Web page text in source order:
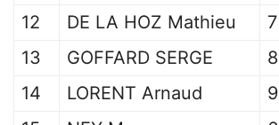
12
DE LA HOZ Mathieu 7
13
GOFFARD SERGE 8
14
LORENT Arnaud 9